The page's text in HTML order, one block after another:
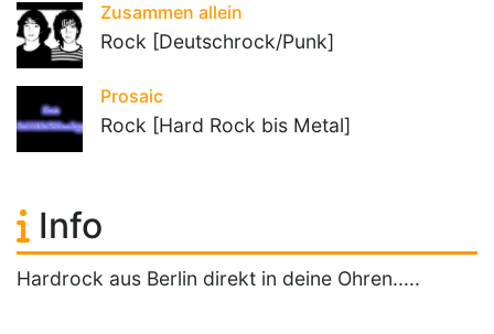
Zusammen allein
Rock [Deutschrock/Punk]
Prosaic
Rock [Hard Rock bis Metal]
Info
Hardrock aus Berlin direkt in deine Ohren.....